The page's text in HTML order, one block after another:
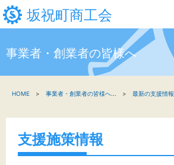
坂祝町商工会
新着情報
関係機関の方へ
事業者・創業者の皆様へ
HOME 事業者・創業者の皆様へ 最新の支援情報
支援施策情報